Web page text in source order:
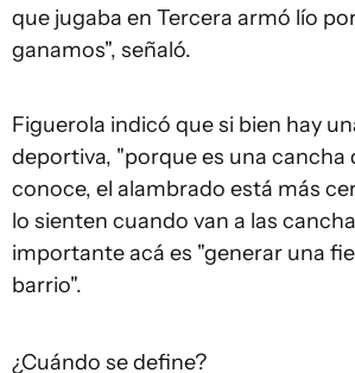
que jugaba en Tercera armó lío
ganamos", señaló.
Figuerola indicó que si bien hay
deportiva, "porque es una cancha
conoce, el alambrado está más
lo sienten cuando van a las
importante acá es "generar una
barrio".
¿Cuándo se define?